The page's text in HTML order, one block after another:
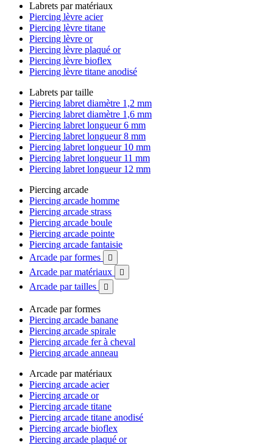
Labrets par matériaux
Piercing lèvre acier
Piercing lèvre titane
Piercing lèvre or
Piercing lèvre plaqué or
Piercing lèvre bioflex
Piercing lèvre titane anodisé
Labrets par taille
Piercing labret diamètre 1,2 mm
Piercing labret diamètre 1,6 mm
Piercing labret longueur 6 mm
Piercing labret longueur 8 mm
Piercing labret longueur 10 mm
Piercing labret longueur 11 mm
Piercing labret longueur 12 mm
Piercing arcade
Piercing arcade homme
Piercing arcade strass
Piercing arcade boule
Piercing arcade pointe
Piercing arcade fantaisie
Arcade par formes

Arcade par matériaux 
Arcade par tailles 
Arcade par formes
Piercing arcade banane
Piercing arcade spirale
Piercing arcade fer à cheval
Piercing arcade anneau
Arcade par matériaux
Piercing arcade acier
Piercing arcade or
Piercing arcade titane
Piercing arcade titane anodisé
Piercing arcade bioflex
Piercing arcade plaqué or